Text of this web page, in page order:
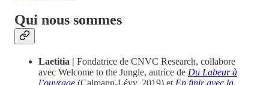
Qui nous sommes
Laetitia | Fondatrice de CNVC Research, collabore
avec Welcome to the Jungle, autrice de Du Labeur à
l’ouvrage (Calmann-Lévy, 2019) et En finir avec la